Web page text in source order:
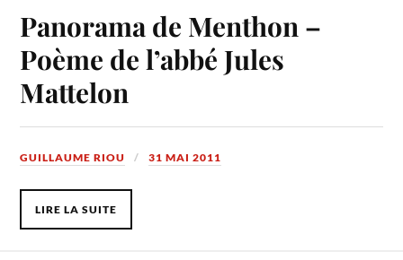
Panorama de Menthon –
Poème de l’abbé Jules
Mattelon
GUILLAUME RIOU 31 MAI 2011
LIRE LA SUITE